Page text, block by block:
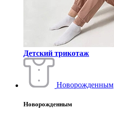
Детский трикотаж
Новорожденным
Новорожденным